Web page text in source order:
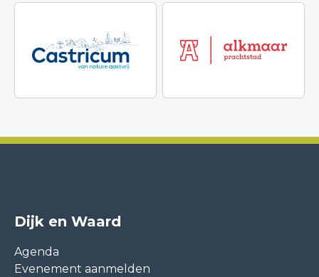
Dijk en Waard
Agenda
Evenement aanmelden